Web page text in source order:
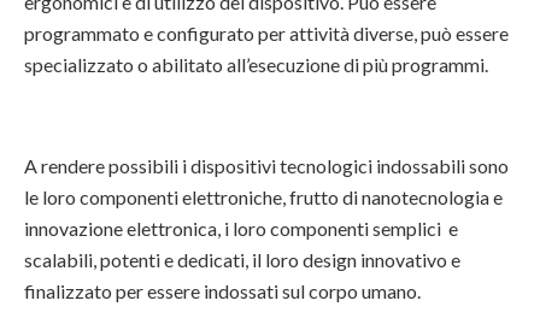
programmato e configurato per attività diverse, può essere
specializzato o abilitato all’esecuzione di più programmi.
A rendere possibili i dispositivi tecnologici indossabili sono
le loro componenti elettroniche, frutto di nanotecnologia e
innovazione elettronica, i loro componenti semplici e
scalabili, potenti e dedicati, il loro design innovativo e
finalizzato per essere indossati sul corpo umano.